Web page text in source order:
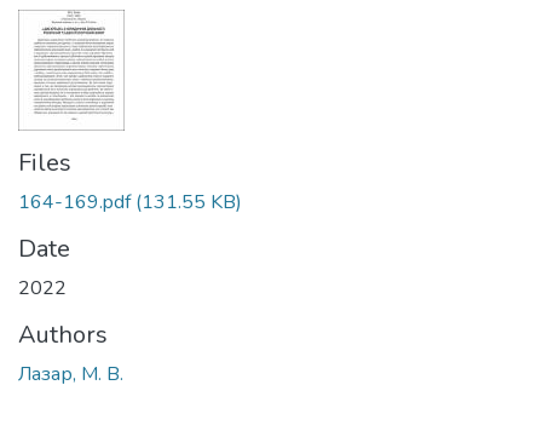
Files
164-169.pdf(131.55 KB)
Date
2022
Authors
Лазар, М. В.